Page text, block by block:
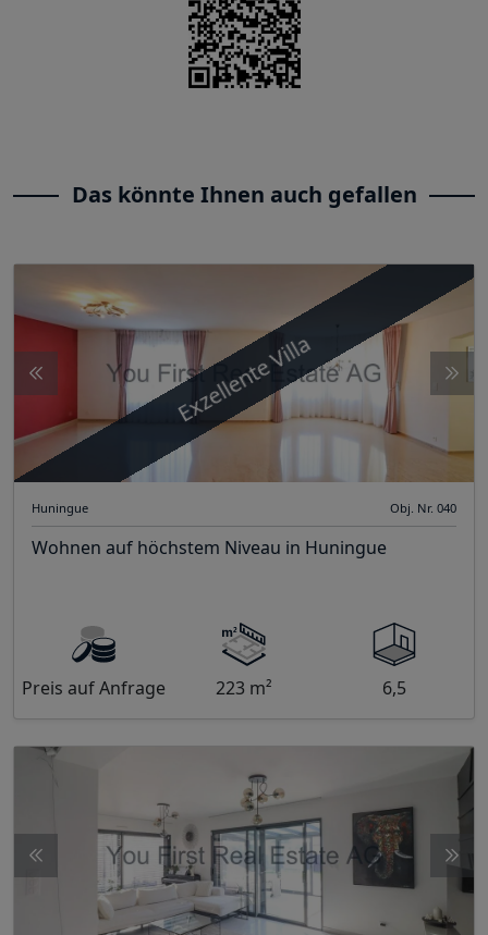
Das könnte Ihnen auch gefallen
Exzellente Villa
Huningue Obj. Nr. 040
Wohnen auf höchstem Niveau in Huningue
Preis auf Anfrage 223 m² 6,5